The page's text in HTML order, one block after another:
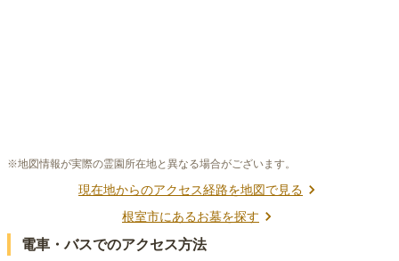
※地図情報が実際の霊園所在地と異なる場合がございます。
現在地からのアクセス経路を地図で見る
根室市にあるお墓を探す
電車・バスでのアクセス方法